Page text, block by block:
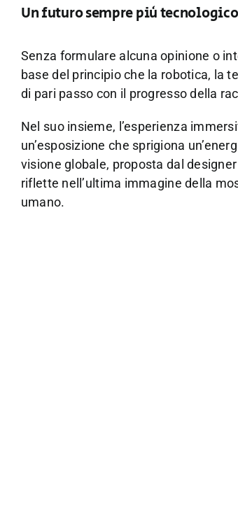
Un futuro sempre più tecnologico
Senza formulare alcuna opinione o
base del principio che la robotica, la
di pari passo con il progresso della
Nel suo insieme, l’esperienza
un’esposizione che sprigiona
visione globale, proposta dal
riflette nell’ultima immagine della
umano.